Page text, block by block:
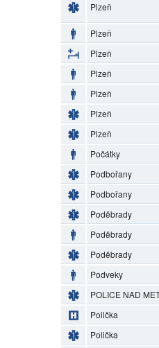
Plzeň
Plzeň
Plzeň
Plzeň
Plzeň
Plzeň
Plzeň
Počátky
Podbořany
Podbořany
Poděbrady
Poděbrady
Poděbrady
Podveky
POLICE NAD
Polička
Polička